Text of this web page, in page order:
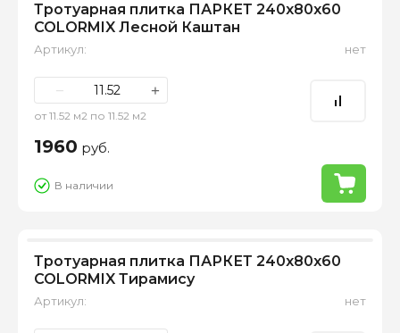
Тротуарная плитка ПАРКЕТ 240х80х60
COLORMIX Лесной Каштан
Артикул: нет
− +
от 11.52 м2 по 11.52 м2
1960 руб.
В наличии
Тротуарная плитка ПАРКЕТ 240х80х60
COLORMIX Тирамису
Артикул: нет